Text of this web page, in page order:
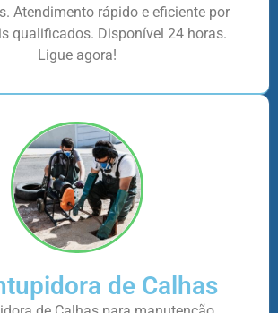
Atendimento rápido e eficiente por
qualificados. Disponível 24 horas.
Ligue agora!
de Calhas